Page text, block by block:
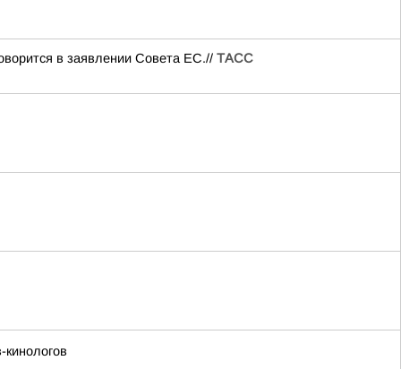
в заявлении Совета ЕС.// ТАСС